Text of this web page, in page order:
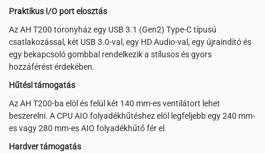
Praktikus I/O port elosztás
Az AH T200 toronyház egy USB 3.1 (Gen2) Type-C típusú
csatlakozással, két USB 3.0-val, egy HD Audio-val, egy újraindító és
egy bekapcsoló gombbal rendelkezik a stílusos és gyors
hozzáférést érdekében.
Hűtési támogatás
Az AH T200-ba elöl és felül két 140 mm-es ventilátort lehet
beszerelni. A CPU AIO folyadékhűtéshez elöl legfeljebb egy 240 mm-
es vagy 280 mm-es AIO folyadékhűtő fér el.
Hardver támogatás